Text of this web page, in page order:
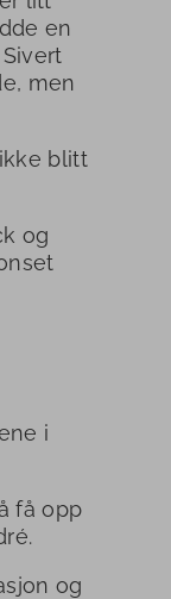
en
men
blitt
og
i
få opp
og